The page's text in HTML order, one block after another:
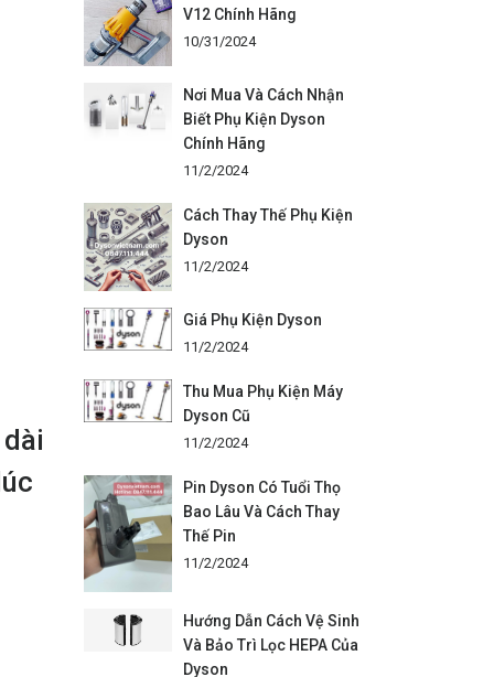
V12 Chính Hãng
10/31/2024
Nơi Mua Và Cách Nhận
Biết Phụ Kiện Dyson
Chính Hãng
11/2/2024
Cách Thay Thế Phụ Kiện
Dyson
11/2/2024
Giá Phụ Kiện Dyson
11/2/2024
Thu Mua Phụ Kiện Máy
Dyson Cũ
11/2/2024
Pin Dyson Có Tuổi Thọ
Bao Lâu Và Cách Thay
Thế Pin
11/2/2024
Hướng Dẫn Cách Vệ Sinh
Và Bảo Trì Lọc HEPA Của
Dyson